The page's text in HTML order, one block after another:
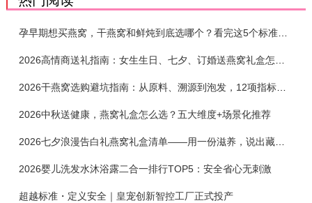
孕早期想买燕窝，干燕窝和鲜炖到底选哪个？看完这5个标准再下单
2026干燕窝选购避坑指南：从原料、溯源到泡发，12项指标判断靠谱燕窝
2026中秋送健康，燕窝礼盒怎么选？五大维度+场景化推荐
2026七夕浪漫告白礼燕窝礼盒清单——用一份滋养，说出藏在心底的爱
2026婴儿洗发水沐浴露二合一排行TOP5：安全省心无刺激
超越标准・定义安全｜皇宠创新智控工厂正式投产